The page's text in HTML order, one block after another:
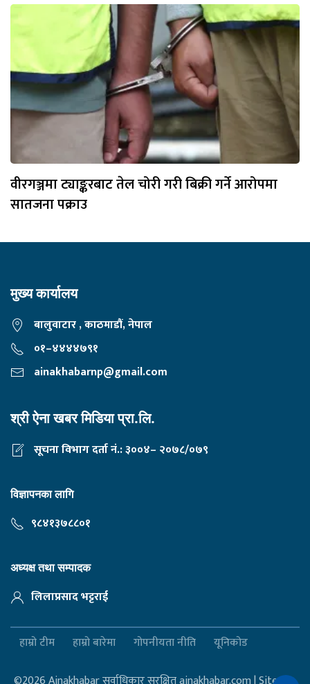
वीरगञ्जमा ट्याङ्करबाट तेल चोरी गरी बिक्री गर्ने आरोपमा
सातजना पक्राउ
मुख्य कार्यालय
बालुवाटार , काठमाडौं, नेपाल
०१–४४४४७९१
ainakhabarnp@gmail.com
श्री ऐना खबर मिडिया प्रा.लि.
सूचना विभाग दर्ता नं.: ३००४– २०७८/०७९
विज्ञापनका लागि
९८४१३७८८०१
अध्यक्ष तथा सम्पादक
लिलाप्रसाद भट्टराई
हाम्रो टीम हाम्रो बारेमा गोपनीयता नीति यूनिकोड